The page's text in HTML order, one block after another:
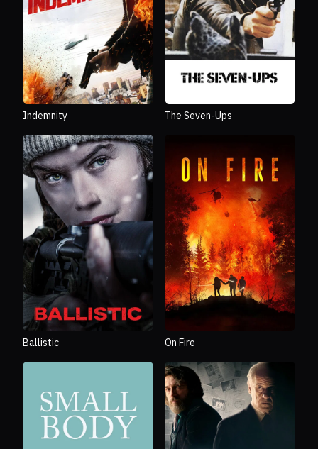
Indemnity The Seven-Ups
Ballistic On Fire